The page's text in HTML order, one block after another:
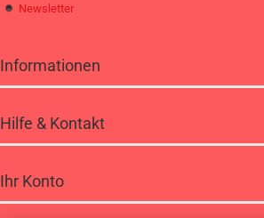
Newsletter
Informationen
Hilfe & Kontakt
Ihr Konto